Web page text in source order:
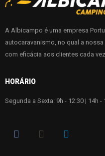
A Albicampo é uma empresa
autocaravanismo, no qual a
com eficácia aos clientes cada
HORÁRIO
Segunda a Sexta: 9h - 12:30 | 14h